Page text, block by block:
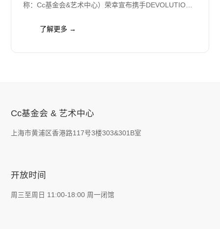
称：Cc基金会&艺术中心）荣幸宣布携手DEVOLUTION
《WGNSNBGBRSWG 3.26》的展览。
了解更多 →
Cc基金会 & 艺术中心
上海市黄浦区香港路117号3楼303&301B室
开放时间
周三至周日 11:00-18:00 周一闭馆